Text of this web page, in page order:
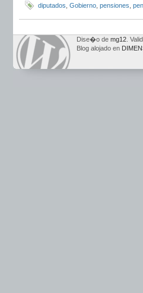
diputados Gobierno pensiones
Dise�o de mg12 . Valid
Blog alojado en